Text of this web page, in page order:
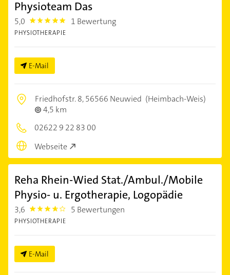
Physioteam Das
5,0 5.0 1 Bewertung
PHYSIOTHERAPIE
E-Mail
Friedhofstr. 8,56566 Neuwied (Heimbach-Weis)
4,5 km
02622 9 22 83 00
Webseite
Reha Rhein-Wied Stat./Ambul./Mobile
Physio- u. Ergotherapie, Logopädie
3,6 3.6000001 5 Bewertungen
PHYSIOTHERAPIE
E-Mail